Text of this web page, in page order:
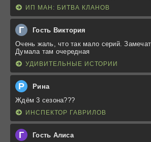
ИП МАН: БИТВА КЛАНОВ
Г Гость Виктория
Очень жаль, что так мало серий.
Думала там очередная
УДИВИТЕЛЬНЫЕ ИСТОРИИ
Р Рина
Ждём 3 сезона???
ИНСПЕКТОР ГАВРИЛОВ
Г Гость Алиса